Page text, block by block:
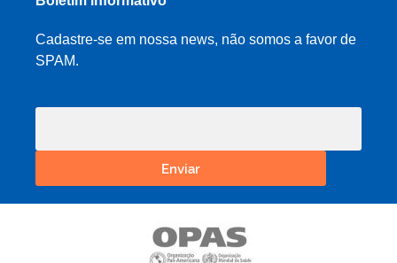
Cadastre-se em nossa news, não somos a favor de
SPAM.
Enviar